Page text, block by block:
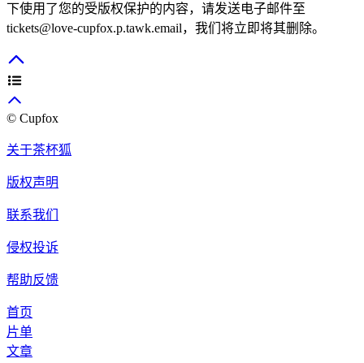
下使用了您的受版权保护的内容，请发送电子邮件至
tickets@love-cupfox.p.tawk.email，我们将立即将其删除。
© Cupfox
关于茶杯狐
版权声明
联系我们
侵权投诉
帮助反馈
首页
片单
文章